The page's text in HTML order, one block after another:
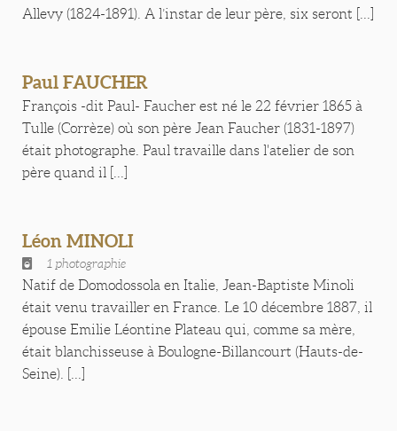
Allevy (1824-1891). A l’instar de leur père, six seront [...]
Paul FAUCHER
François -dit Paul- Faucher est né le 22 février 1865 à
Tulle (Corrèze) où son père Jean Faucher (1831-1897)
était photographe. Paul travaille dans l'atelier de son
père quand il [...]
Léon MINOLI
1 photographie
Natif de Domodossola en Italie, Jean-Baptiste Minoli
était venu travailler en France. Le 10 décembre 1887, il
épouse Emilie Léontine Plateau qui, comme sa mère,
était blanchisseuse à Boulogne-Billancourt (Hauts-de-
Seine). [...]